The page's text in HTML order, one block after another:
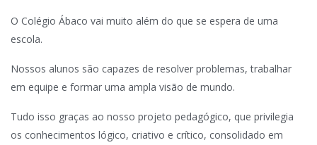
O Colégio Ábaco vai muito além do que se espera de uma
escola.
Nossos alunos são capazes de resolver problemas, trabalhar
em equipe e formar uma ampla visão de mundo.
Tudo isso graças ao nosso projeto pedagógico, que privilegia
os conhecimentos lógico, criativo e crítico, consolidado em